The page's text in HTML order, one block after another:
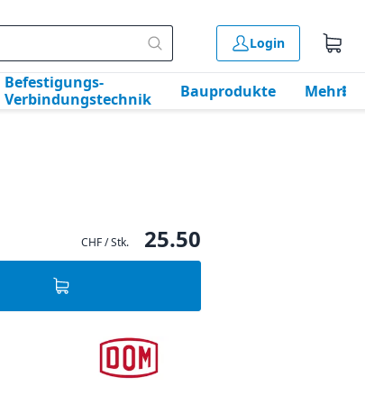
Login
Befestigungs-
Verbindungstechnik
Bauprodukte Mehr
CHF / Stk. 25.50